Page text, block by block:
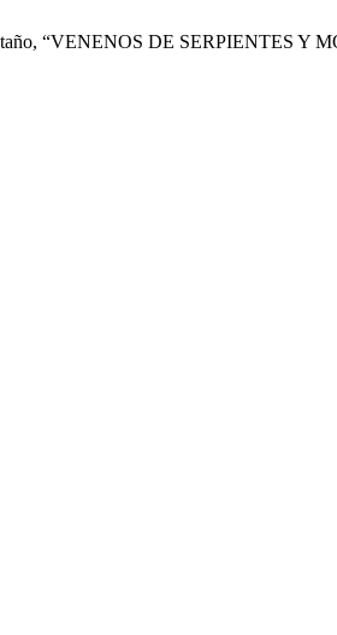
“VENENOS DE SERPIENTES